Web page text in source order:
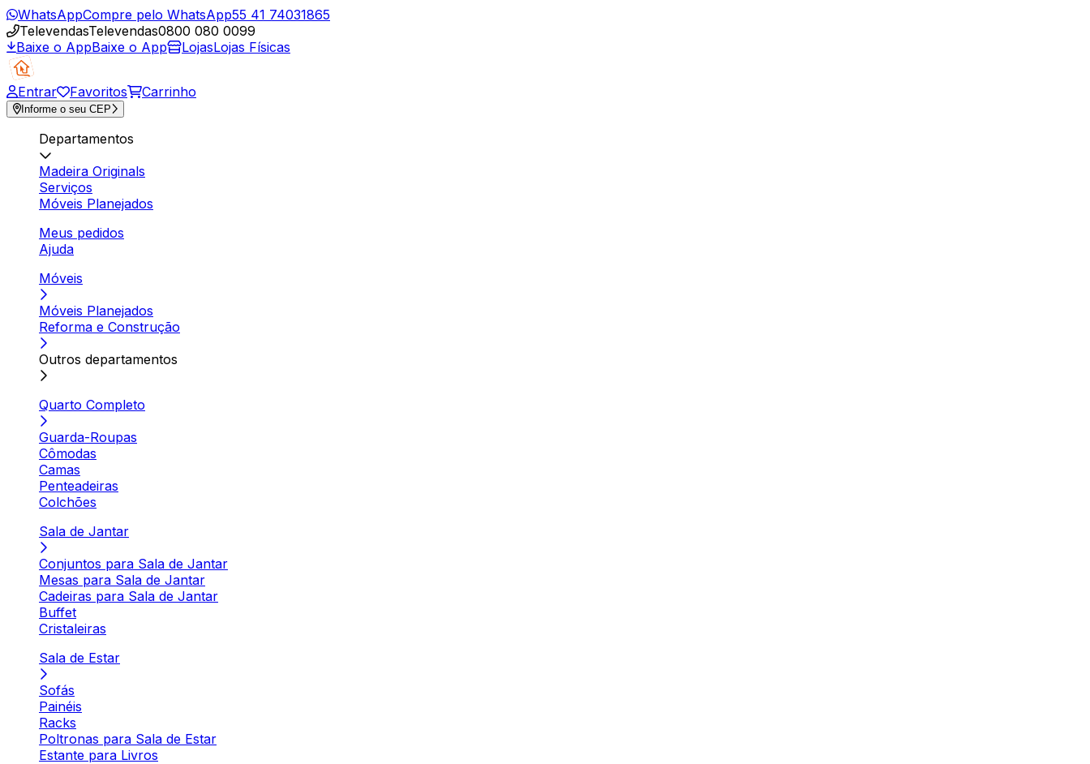
WhatsAppCompre pelo WhatsApp55 41 74031865
TelevendasTelevendas0800 080 0099
Baixe o AppBaixe o App LojasLojas Físicas
Entrar Favoritos Carrinho
Informe o seu CEP
Departamentos
Madeira Originals
Serviços
Móveis Planejados
Meus pedidos
Ajuda
Móveis
Móveis Planejados
Reforma e Construção
Outros departamentos
Quarto Completo
Guarda-Roupas
Cômodas
Camas
Penteadeiras
Colchões
Sala de Jantar
Conjuntos para Sala de Jantar
Mesas para Sala de Jantar
Cadeiras para Sala de Jantar
Buffet
Cristaleiras
Sala de Estar
Sofás
Painéis
Racks
Poltronas para Sala de Estar
Estante para Livros